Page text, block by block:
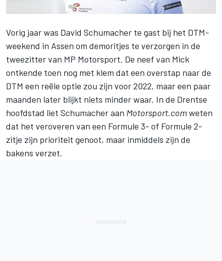
Vorig jaar was David Schumacher te gast bij het DTM-
weekend in Assen om demoritjes te verzorgen in de
tweezitter van MP Motorsport. De neef van Mick
ontkende toen nog met klem dat een overstap naar de
DTM een reële optie zou zijn voor 2022, maar een paar
maanden later blijkt niets minder waar. In de Drentse
hoofdstad liet Schumacher aan Motorsport.comweten
dat het veroveren van een Formule 3- of Formule 2-
zitje zijn prioriteit genoot, maar inmiddels zijn de
bakens verzet.